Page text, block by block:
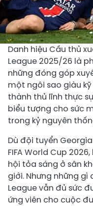
Danh hiệu Cầu thủ
League 2025/26 là
những đóng góp
một ngôi sao giàu
thành thủ lĩnh thực
biểu tượng cho sức
trong kỷ nguyên
Dù đội tuyển
FIFA World Cup
hội tỏa sáng ở sân
giới. Nhưng những
League vẫn đủ sức
ứng viên cho cuộc